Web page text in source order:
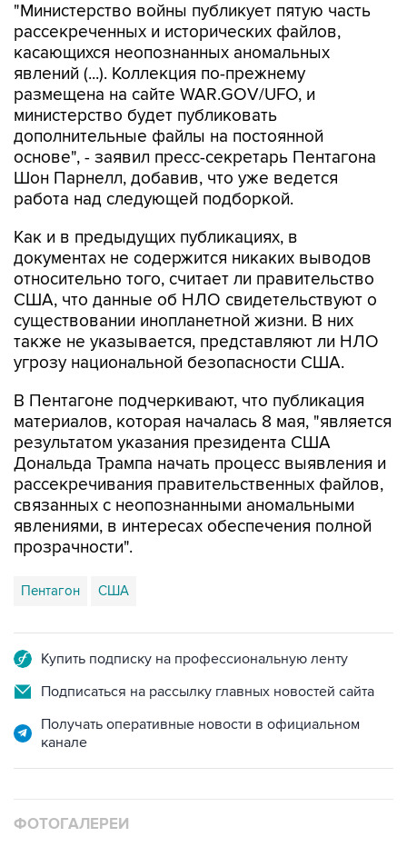
"Министерство войны публикует пятую часть
рассекреченных и исторических файлов,
касающихся неопознанных аномальных
явлений (...). Коллекция по-прежнему
размещена на сайте WAR.GOV/UFO, и
министерство будет публиковать
дополнительные файлы на постоянной
основе", - заявил пресс-секретарь Пентагона
Шон Парнелл, добавив, что уже ведется
работа над следующей подборкой.
Как и в предыдущих публикациях, в
документах не содержится никаких выводов
относительно того, считает ли правительство
США, что данные об НЛО свидетельствуют о
существовании инопланетной жизни. В них
также не указывается, представляют ли НЛО
угрозу национальной безопасности США.
В Пентагоне подчеркивают, что публикация
материалов, которая началась 8 мая, "является
результатом указания президента США
Дональда Трампа начать процесс выявления и
рассекречивания правительственных файлов,
связанных с неопознанными аномальными
явлениями, в интересах обеспечения полной
прозрачности".
Пентагон США
Купить подписку на профессиональную ленту
Подписаться на рассылку главных новостей сайта
Получать оперативные новости в официальном
канале
ФОТОГАЛЕРЕИ